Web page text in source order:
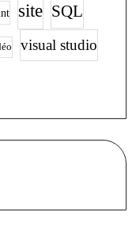
site SQL
visual studio